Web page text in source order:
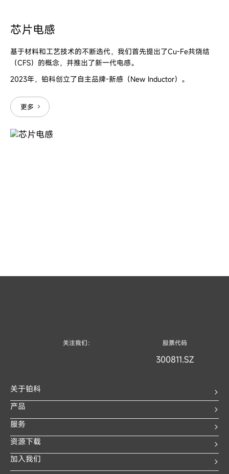
芯片电感
基于材料和工艺技术的不断选代，我们首先提出了Cu-Fe共烧结
（CFS）的概念，并推出了新一代电感。
2023年，铂科创立了自主品牌-新感（New Inductor）。
更多
关注我们： 股票代码
300811.SZ
关于铂科
产品
服务
资源下载
加入我们